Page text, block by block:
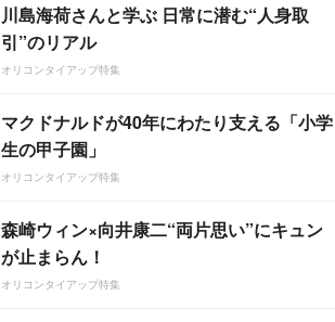
川島海荷さんと学ぶ 日常に潜む“人身取
引”のリアル
オリコンタイアップ特集
マクドナルドが40年にわたり支える「小学
生の甲子園」
オリコンタイアップ特集
森崎ウィン×向井康二“両片思い”にキュン
が止まらん！
オリコンタイアップ特集